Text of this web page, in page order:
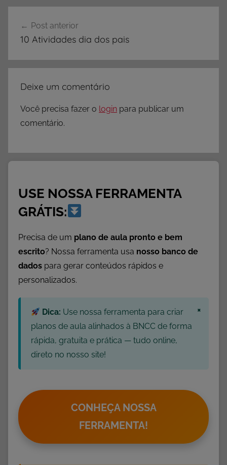
de
Post anterior
10 Atividades dia dos pais
Deixe um comentário
Você precisa fazer o login para publicar um
comentário.
USE NOSSA FERRAMENTA
GRÁTIS:
Precisa de um plano de aula pronto e bem
escrito? Nossa ferramenta usa nosso banco de
dados para gerar conteúdos rápidos e
personalizados.
Dica: Use nossa ferramenta para criar
planos de aula alinhados à BNCC de forma
rápida, gratuita e prática — tudo online,
direto no nosso site!
×
CONHEÇA NOSSA
FERRAMENTA!